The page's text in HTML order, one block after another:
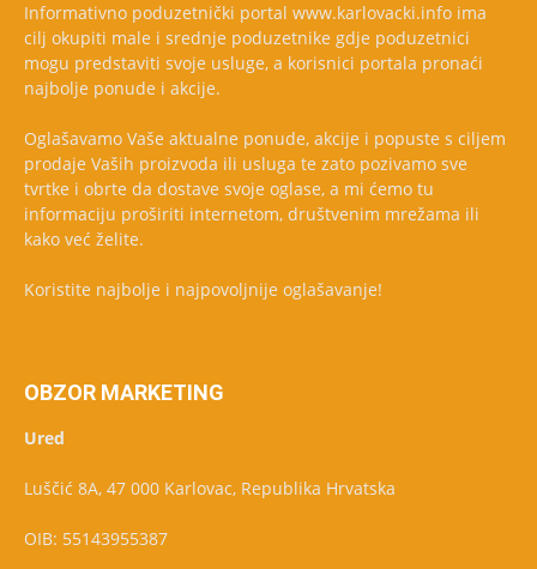
Informativno poduzetnički portal www.karlovacki.info ima
cilj okupiti male i srednje poduzetnike gdje poduzetnici
mogu predstaviti svoje usluge, a korisnici portala pronaći
najbolje ponude i akcije.
Oglašavamo Vaše aktualne ponude, akcije i popuste s ciljem
prodaje Vaših proizvoda ili usluga te zato pozivamo sve
tvrtke i obrte da dostave svoje oglase, a mi ćemo tu
informaciju proširiti internetom, društvenim mrežama ili
kako već želite.
Koristite najbolje i najpovoljnije oglašavanje!
OBZOR MARKETING
Ured
Luščić 8A, 47 000 Karlovac, Republika Hrvatska
OIB: 55143955387